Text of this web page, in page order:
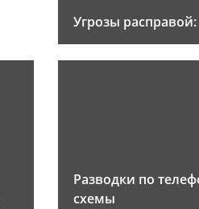
Угрозы
Разводки по
схемы